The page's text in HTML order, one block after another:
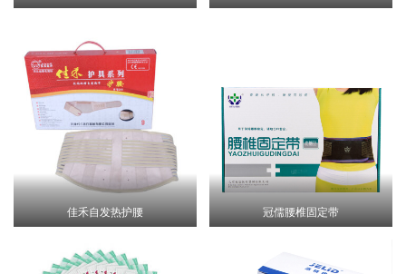
佳禾自发热护腰 冠儒腰椎固定带